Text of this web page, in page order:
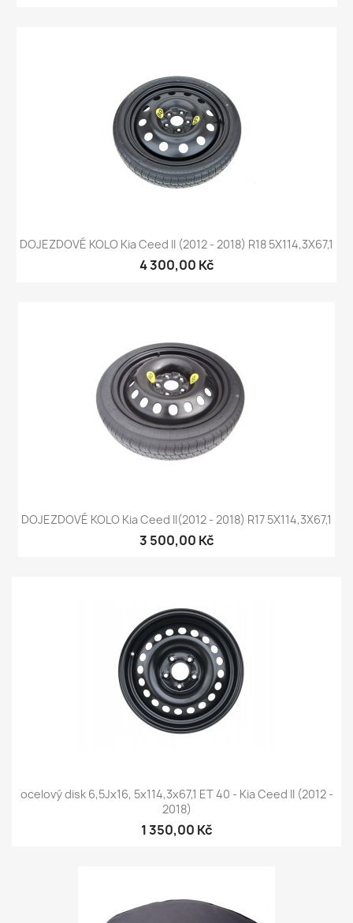
DOJEZDOVÉ KOLO Kia Ceed II (2012 - 2018) R18 5X114,3X67,1
4 300,00 Kč
DOJEZDOVÉ KOLO Kia Ceed II(2012 - 2018) R17 5X114,3X67,1
3 500,00 Kč
ocelový disk 6,5Jx16, 5x114,3x67,1 ET 40 - Kia Ceed II (2012 -
2018)
1 350,00 Kč